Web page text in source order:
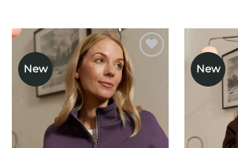
New
Mėgstamiausias
New